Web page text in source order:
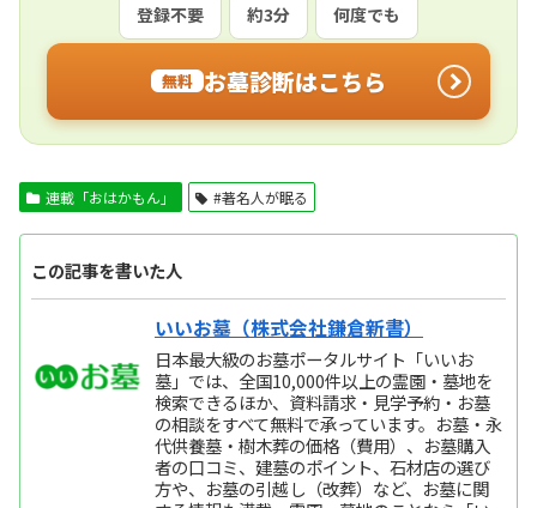
登録不要 約3分 何度でも
無料 お墓診断はこちら
連載「おはかもん」 #著名人が眠る
この記事を書いた人
いいお墓（株式会社鎌倉新書）
日本最大級のお墓ポータルサイト「いいお
墓」では、全国10,000件以上の霊園・墓地を
検索できるほか、資料請求・見学予約・お墓
の相談をすべて無料で承っています。お墓・永
代供養墓・樹木葬の価格（費用）、お墓購入
者の口コミ、建墓のポイント、石材店の選び
方や、お墓の引越し（改葬）など、お墓に関